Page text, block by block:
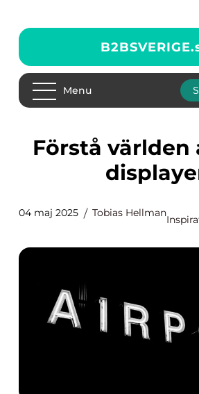
B2BSVERIGE.
Menu
Förstå världen av LED-
04 maj 2025 Tobias Hellman